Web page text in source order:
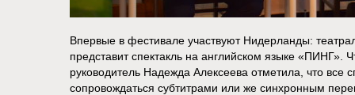
Впервые в фестивале участвуют Нидерланды:
представит спектакль на английском языке «ПИНГ».
руководитель Надежда Алексеева отметила, что все
сопровождаться субтитрами или же синхронным